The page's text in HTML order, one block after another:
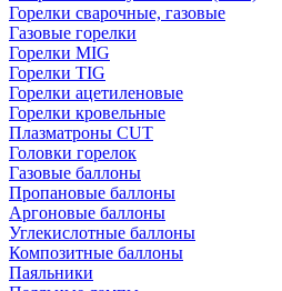
Горелки сварочные, газовые
Газовые горелки
Горелки MIG
Горелки TIG
Горелки ацетиленовые
Горелки кровельные
Плазматроны CUT
Головки горелок
Газовые баллоны
Пропановые баллоны
Аргоновые баллоны
Углекислотные баллоны
Композитные баллоны
Паяльники